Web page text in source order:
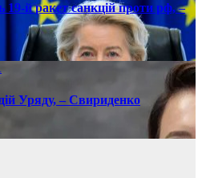
19-й ракет санкцій проти рф, –
Уряду, – Свириденко